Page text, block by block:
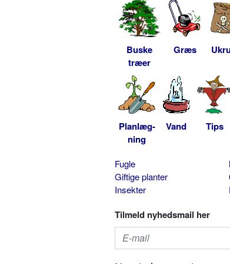
Buske
træer
Græs
Planlæg-
ning
Vand Tips
Fugle
Giftige planter
Insekter
Tilmeld nyhedsmail her